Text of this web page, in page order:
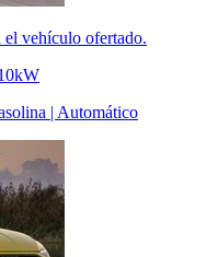
el vehículo ofertado.
| Automático